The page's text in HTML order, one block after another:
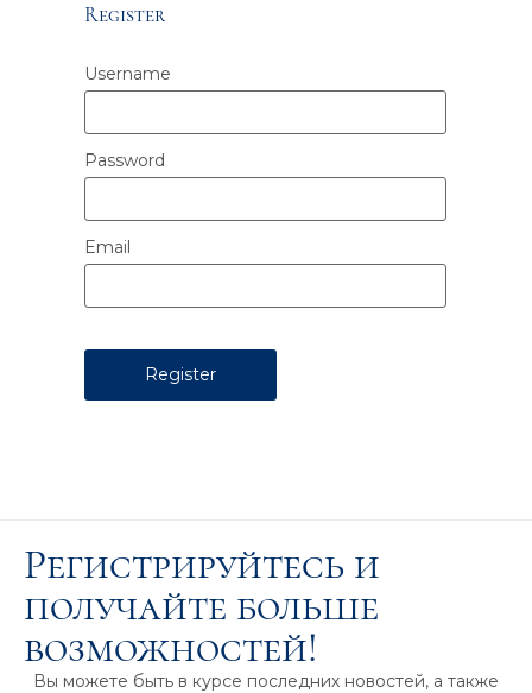
Alternative:
Register
Username
Password
Email
Регистрируйтесь и
получайте больше
возможностей!
Вы можете быть в курсе последних новостей, а также